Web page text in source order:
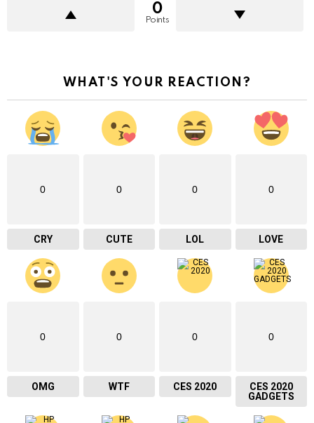
0
Points
WHAT'S YOUR REACTION?
0
CRY
0
CUTE
0
LOL
0
LOVE
0
OMG
0
WTF
0
CES 2020
0
CES 2020
GADGETS